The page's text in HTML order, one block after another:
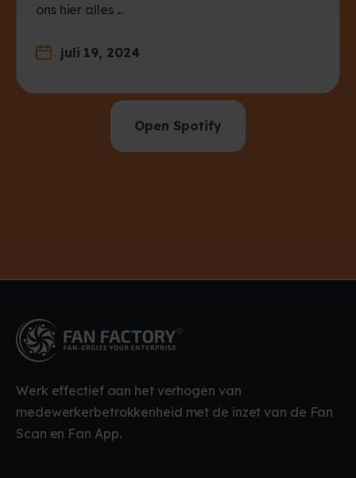
ons hier alles ...
juli 19, 2024
Open Spotify
Werk effectief aan het verhogen van
medewerkerbetrokkenheid met de inzet van de Fan
Scan en Fan App.